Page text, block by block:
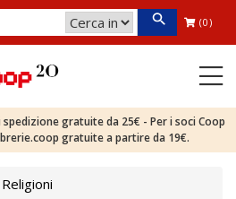
(0)
gratuite da 25€ - Per i soci Coop
gratuite a partire da 19€.
Religioni